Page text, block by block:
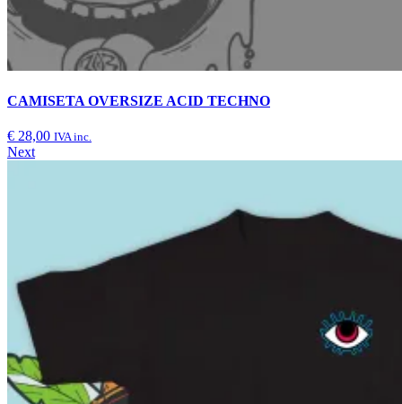
CAMISETA OVERSIZE ACID TECHNO
€ 28,00 IVA inc.
Next